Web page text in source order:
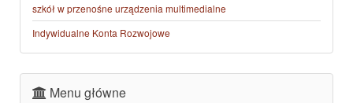
szkół w przenośne urządzenia multimedialne
Indywidualne Konta Rozwojowe
Menu główne